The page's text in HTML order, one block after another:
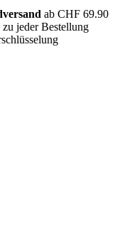
ab CHF 69.90
zu jeder Bestellung